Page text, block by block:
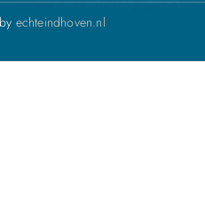
echteindhoven.nl